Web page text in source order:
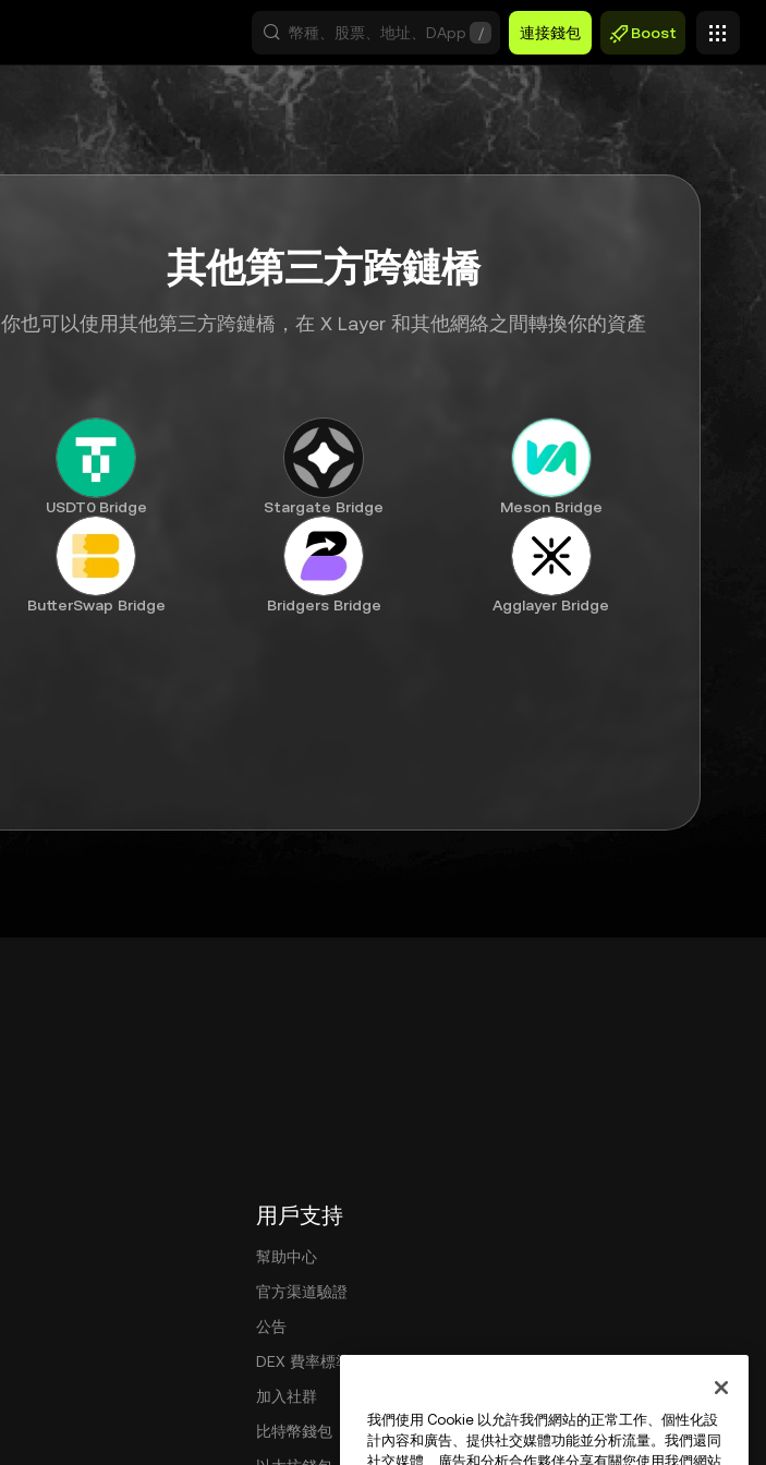
/ 連接錢包 Boost
其他第三方跨鏈橋
你也可以使用其他第三方跨鏈橋，在 X Layer 和其他網絡之間轉換你的資產
USDT0 Bridge Stargate Bridge Meson Bridge
ButterSwap Bridge Bridgers Bridge Agglayer Bridge
用戶支持
幫助中心
官方渠道驗證
公告
DEX 費率標準
加入社群
比特幣錢包
我們使用 Cookie 以允許我們網站的正常工作、個性化設
計內容和廣告、提供社交媒體功能並分析流量。我們還同
社交媒體、廣告和分析合作夥伴分享有關您使用我們網站